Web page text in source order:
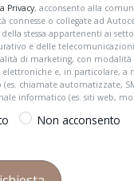
elettrici e riscaldabili
con display
i passeggeri posteriori
in tecnologia led
(dab)
impressum
Privacy, acconsento alla
connesse o collegate ad
stessa appartenenti ai
e delle
di marketing, con modalità
e, in particolare, a
chiamate automatizzate,
informatico (es. siti web,
Non acconsento